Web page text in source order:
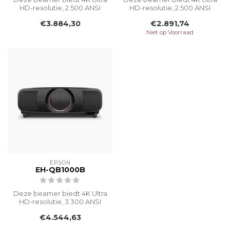
HD-resolutie, 2.500 ANSI
van ...
€3.884,30
HD-resolutie, 2.500 ANSI
van ...
€2.891,74
Niet op Voorraad
EPSON
EH-QB1000B
Deze beamer biedt 4K Ultra
HD-resolutie, 3.300 ANSI
van ...
€4.544,63